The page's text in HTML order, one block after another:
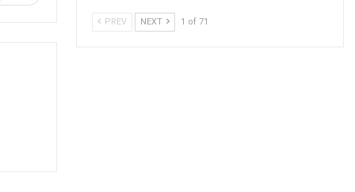
PREV NEXT 1 of 71